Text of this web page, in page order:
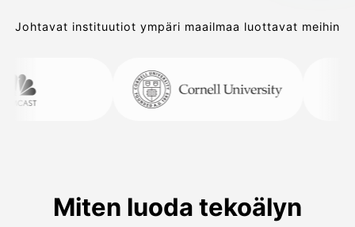
Johtavat instituutiot ympäri maailmaa luottavat meihin
Miten luoda tekoälyn